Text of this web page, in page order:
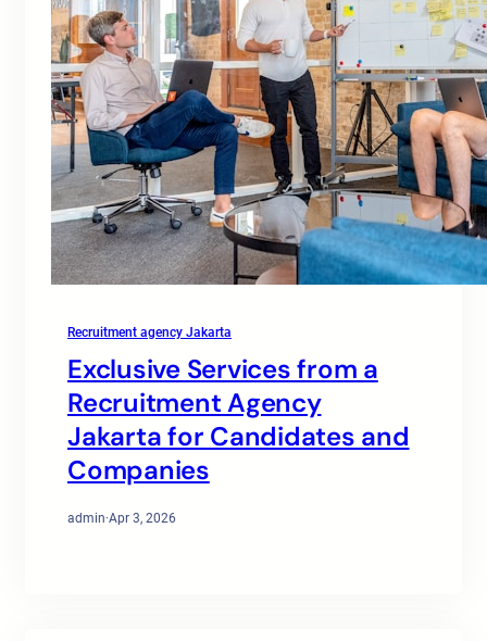
Recruitment agency Jakarta
Exclusive Services from a
Recruitment Agency
Jakarta for Candidates and
Companies
admin·Apr 3, 2026